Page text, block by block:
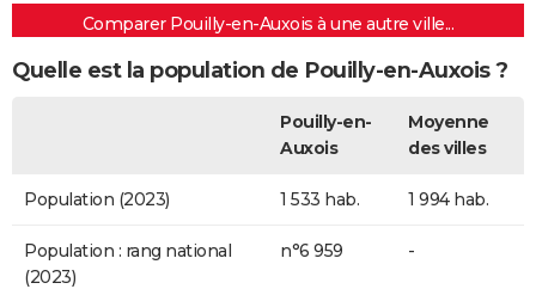
Comparer Pouilly-en-Auxois à une autre ville...
Quelle est la population de Pouilly-en-Auxois ?
Pouilly-en-
Auxois
Moyenne
des villes
Population (2023) 1 533 hab. 1 994 hab.
Population : rang national
(2023)
n°6 959 -